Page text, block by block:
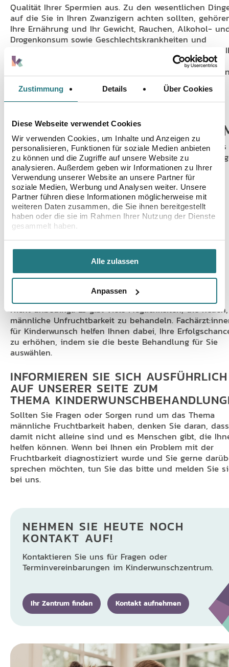
Zustimmung Details Über Cookies
Diese Webseite verwendet Cookies
Wir verwenden Cookies, um Inhalte und Anzeigen zu
personalisieren, Funktionen für soziale Medien anbieten
zu können und die Zugriffe auf unsere Website zu
analysieren. Außerdem geben wir Informationen zu Ihrer
Verwendung unserer Website an unsere Partner für
soziale Medien, Werbung und Analysen weiter. Unsere
Partner führen diese Informationen möglicherweise mit
weiteren Daten zusammen, die Sie ihnen bereitgestellt
haben oder die sie im Rahmen Ihrer Nutzung der Dienste
gesammelt haben.
Alle zulassen
Anpassen
Qualität Ihrer Spermien aus. Zu den wesentlichen
auf die Sie in Ihren Zwanzigern achten sollten,
Ihre Ernährung und Ihr Gewicht, Rauchen, Alkohol-
Drogenkonsum sowie Geschlechtskrankheiten und
Medikamente. Wenn Sie an einer Krankheit leiden, die
Fruchtbarkeit beeinträchtigen kann, kann Ihnen Ihr
Hausarzt / Ihre Hausärztin weitere Informationen
BEHANDELBARE
Fruchtbarkeitsspezialist:innen bieten individuelle
Beratungen, um die beste Behandlung für Sie
Zu den häufigen Spermienabnomalien, die durch eine
Behandlung überwunden werden können, gehören:
keine Spermienproduktion
niedrige Spermienzahl
geringe Beweglichkeit der Spermien
Hormonelles Ungleichgewicht
IST EINE IVF DIE ANTWORT AUF
MÄNNLICHE UNFRUCHTBARKEIT?
Nicht unbedingt. Es gibt viele Möglichkeiten, die helfen,
männliche Unfruchtbarkeit zu behandeln.
für Kinderwunsch helfen Ihnen dabei, Ihre
zu erhöhen, indem sie die beste Behandlung für Sie
auswählen.
INFORMIEREN SIE SICH AUSFÜHRLICH
AUF UNSERER SEITE ZUM
THEMA
Sollten Sie Fragen oder Sorgen rund um das Thema
männliche Fruchtbarkeit haben, denken Sie daran,
damit nicht alleine sind und es Menschen gibt, die
helfen können. Wenn bei Ihnen ein Problem mit der
Fruchtbarkeit diagnostiziert wurde und Sie gerne
sprechen möchten, tun Sie das bitte und melden Sie
bei uns.
NEHMEN SIE HEUTE NOCH
KONTAKT AUF!
Kontaktieren Sie uns für Fragen oder
Terminvereinbarungen im Kinderwunschzentrum.
Ihr Zentrum finden Kontakt aufnehmen